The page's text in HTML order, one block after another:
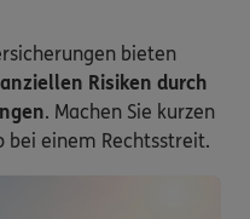
bieten
Risiken durch
. Machen Sie kurzen
bei einem Rechtsstreit.